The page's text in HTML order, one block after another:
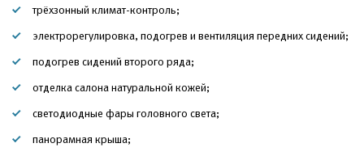
трёхзонный климат-контроль;
электрорегулировка, подогрев и вентиляция передних сидений;
подогрев сидений второго ряда;
отделка салона натуральной кожей;
светодиодные фары головного света;
панорамная крыша;